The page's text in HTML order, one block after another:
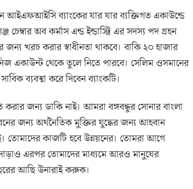
ব্যাংকের যার যার ব্যক্তিগত একাউন্ডে
চেম্বার অব কর্মাস এন্ড ইন্ডাস্ট্রি এর সদস্য পদ গ্রহন
জন্য খরচ করার স্বাধীনতা থাকবে। বাকি ২০ হাজার
একাউন্ট থেকে তুলে নিতে পারবে। সেলিম ওসমানের
ব্যবস্থা করে দিবেন ব্যাংকটি।
জন্য ডাকি নাই। আমরা বঙ্গবন্ধুর সোনার বাংলা
জন্য অর্থনৈতিক মুক্তির যুদ্ধের জন্য আহবান
তোমাদের কাজটি হবে উন্নয়নের। তোমরা আগে
এরপর তোমাদের মাধ্যমে আরও মানুষের
আছি উনারাই করুক।